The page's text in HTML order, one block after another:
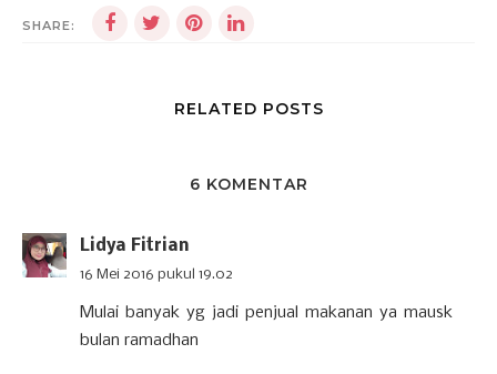
SHARE:
RELATED POSTS
6 KOMENTAR
Lidya Fitrian
16 Mei 2016 pukul 19.02
Mulai banyak yg jadi penjual makanan ya mausk
bulan ramadhan